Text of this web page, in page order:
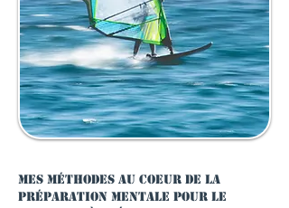
Mes méthodes au coeur de la
préparation mentale pour le